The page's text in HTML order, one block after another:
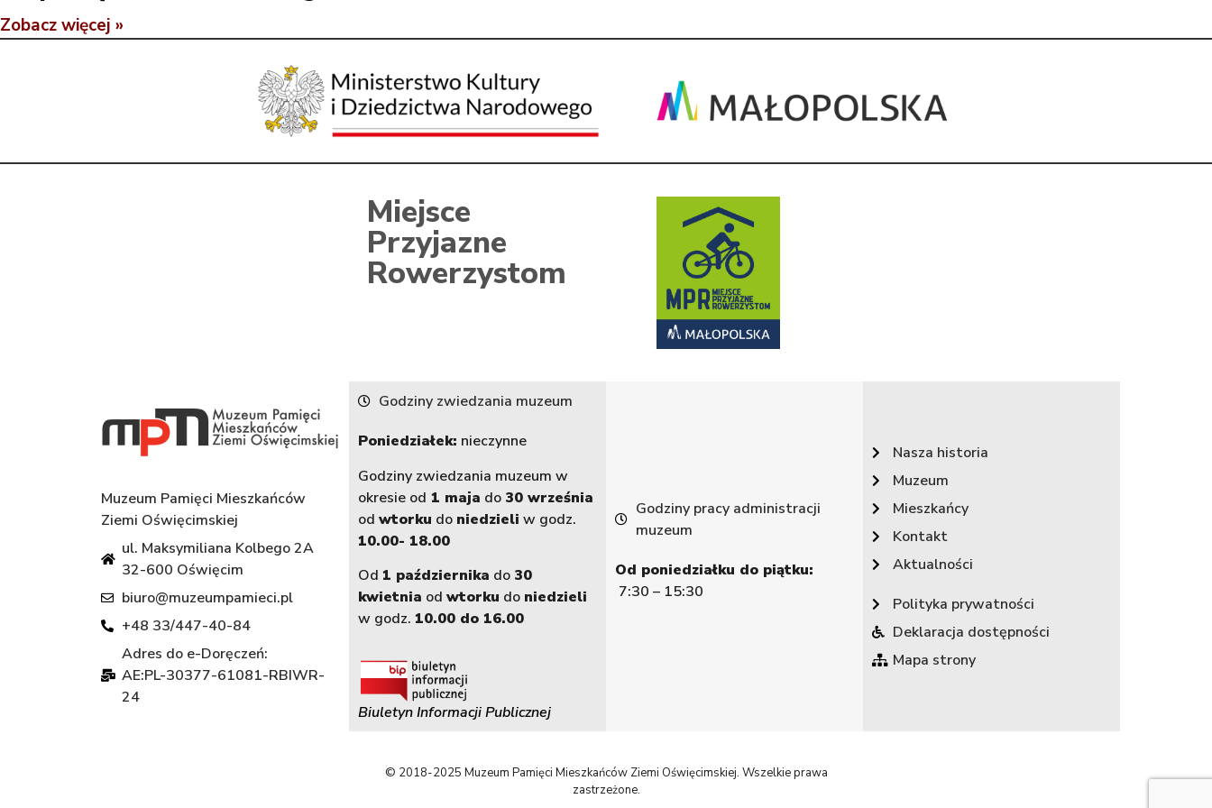
Zobacz więcej »
Miejsce
Przyjazne
Rowerzystom
Muzeum Pamięci Mieszkańców
Ziemi Oświęcimskiej
ul. Maksymiliana Kolbego 2A
32-600 Oświęcim
biuro@muzeumpamieci.pl
+48 33/447-40-84
Adres do e-Doręczeń:
AE:PL-30377-61081-RBIWR-
24
Godziny zwiedzania muzeum
Poniedziałek: nieczynne
Godziny zwiedzania muzeum w
okresie od 1 maja do 30 września
od wtorku do niedzieli w godz.
10.00- 18.00
Od 1 października do 30
kwietnia od wtorku do niedzieli
w godz. 10.00 do 16.00
Biuletyn Informacji Publicznej
Godziny pracy administracji
muzeum
Od poniedziałku do piątku:
7:30 – 15:30
Nasza historia
Muzeum
Mieszkańcy
Kontakt
Aktualności
Polityka prywatności
Deklaracja dostępności
Mapa strony
© 2018-2025 Muzeum Pamięci Mieszkańców Ziemi Oświęcimskiej. Wszelkie prawa
zastrzeżone.